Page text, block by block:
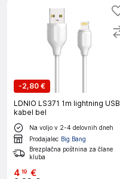
-2,80 €
LDNIO LS371 1m lightning USB
kabel bel
Na voljo v 2-4 delovnih dneh
Prodajalec Big Bang
Brezplačna poštnina za člane
kluba
4 19 €